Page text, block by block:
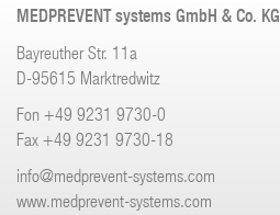
MEDPREVENT systems GmbH & Co. KG
Bayreuther Str. 11a
D-95615 Marktredwitz
Fon +49 9231 9730-0
Fax +49 9231 9730-18
info@medprevent-systems.com
www.medprevent-systems.com